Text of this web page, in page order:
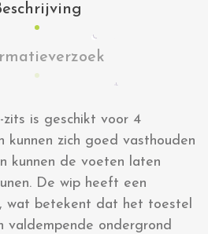
zits is geschikt voor 4
kunnen zich goed vasthouden
kunnen de voeten laten
De wip heeft een
wat betekent dat het toestel
valdempende ondergrond